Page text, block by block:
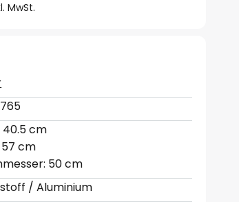
MwSt.
40.5 cm
57 cm
50 cm
/ Aluminium